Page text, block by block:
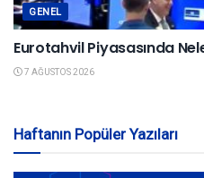
GENEL
Eurotahvil Piyasasında
7 AĞUSTOS 2026
Haftanın Popüler Yazıları